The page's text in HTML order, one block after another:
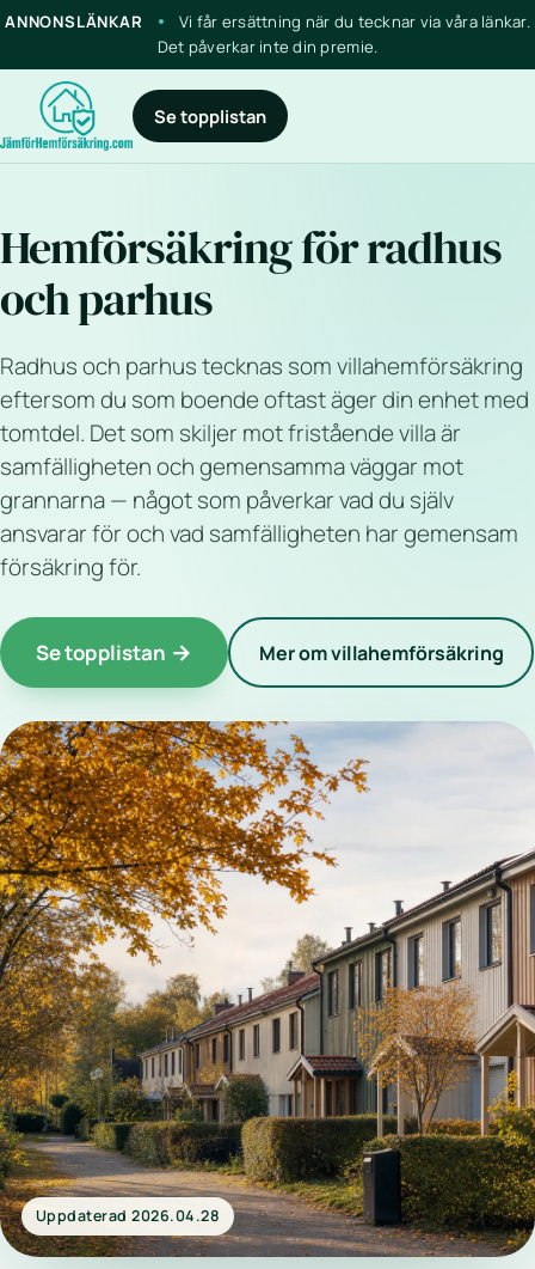
ANNONSLÄNKAR
Vi får ersättning när du tecknar via våra länkar.
Det påverkar inte din premie.
Se topplistan
Hemförsäkring för radhus
och parhus
Radhus och parhus tecknas som villahemförsäkring
eftersom du som boende oftast äger din enhet med
tomtdel. Det som skiljer mot fristående villa är
samfälligheten och gemensamma väggar mot
grannarna — något som påverkar vad du själv
ansvarar för och vad samfälligheten har gemensam
försäkring för.
Se topplistan Mer om villahemförsäkring
Uppdaterad 2026.04.28